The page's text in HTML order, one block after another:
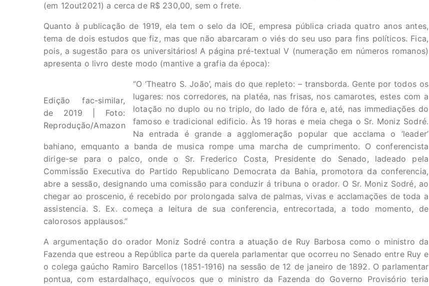
(em 12out2021) a cerca de R$ 230,00, sem o frete.
Quanto à publicação de 1919, ela tem o selo da IOE, empresa pública criada quatro anos antes,
tema de dois estudos que fiz, mas que não abarcaram o viés do seu uso para fins políticos. Fica,
pois, a sugestão para os universitários! A página pré-textual V (numeração em números romanos)
apresenta o livro deste modo (mantive a grafia da época):
Edição fac-similar,
de 2019 | Foto:
Reprodução/Amazon
“O ‘Theatro S. João’, mais do que repleto: – transborda. Gente por todos os
lugares: nos corredores, na platéa, nas frisas, nos camarotes, estes com a
lotação no duplo ou no triplo, do lado de fóra e, até, nas immediações do
famoso e tradicional edificio. Às 19 horas e meia chega o Sr. Moniz Sodré.
Na entrada é grande a agglomeração popular que acclama o ‘leader’
bahiano, emquanto a banda de musica rompe uma marcha de cumprimento. O conferencista
dirige-se para o palco, onde o Sr. Frederico Costa, Presidente do Senado, ladeado pela
Commissão Executiva do Partido Republicano Democrata da Bahia, promotora da conferencia,
abre a sessão, designando uma comissão para conduzir á tribuna o orador. O Sr. Moniz Sodré, ao
chegar ao proscenio, é recebido por prolongada salva de palmas, vivas e acclamações de toda a
assistencia. S. Ex. começa a leitura de sua conferencia, entrecortada, a todo momento, de
calorosos applausos.”
A argumentação do orador Moniz Sodré contra a atuação de Ruy Barbosa como o ministro da
Fazenda que estreou a República parte da querela parlamentar que ocorreu no Senado entre Ruy e
o colega gaúcho Ramiro Barcellos (1851-1916) na sessão de 12 de janeiro de 1892. O parlamentar
pontua, com estardalhaço, equívocos que o ministro da Fazenda do Governo Provisório teria